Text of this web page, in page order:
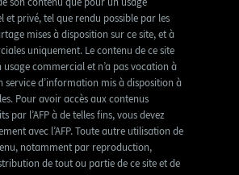
et privé, tel que rendu possible par les
mises à disposition sur ce site, et à
uniquement. Le contenu de ce site
usage commercial et n’a pas vocation à
service d’information mis à disposition à
Pour avoir accès aux contenus
par l’AFP à de telles fins, vous devez
avec l’AFP. Toute autre utilisation de
notamment par reproduction,
de tout ou partie de ce site et de